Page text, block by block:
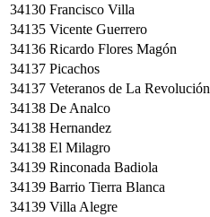
34130 Francisco Villa
34135 Vicente Guerrero
34136 Ricardo Flores Magón
34137 Picachos
34137 Veteranos de La Revolución
34138 De Analco
34138 Hernandez
34138 El Milagro
34139 Rinconada Badiola
34139 Barrio Tierra Blanca
34139 Villa Alegre